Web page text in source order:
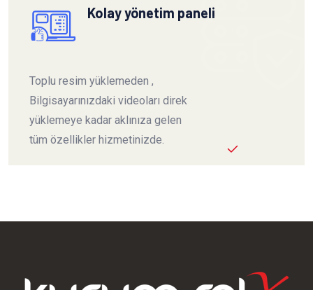
Kolay yönetim paneli
Toplu resim yüklemeden ,
Bilgisayarınızdaki videoları direk
yüklemeye kadar aklınıza gelen
tüm özellikler hizmetinizde.